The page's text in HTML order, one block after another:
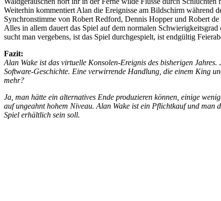
Weiterhin kommentiert Alan die Ereignisse am Bildschirm während
Synchronstimme von Robert Redford, Dennis Hopper und Robert
Alles in allem dauert das Spiel auf dem normalen
sucht man vergebens, ist das Spiel durchgespielt, ist endgültig
Fazit:
Alan Wake ist das virtuelle Konsolen-Ereignis des bisherigen
Software-Geschichte. Eine verwirrende Handlung, die einem King
mehr?
Ja, man hätte ein alternatives Ende produzieren können, einige
auf ungeahnt hohem Niveau. Alan Wake ist ein Pflichtkauf und
Spiel erhältlich sein soll.